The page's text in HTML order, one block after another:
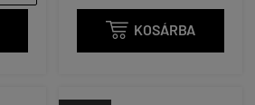
 KOSÁRBA